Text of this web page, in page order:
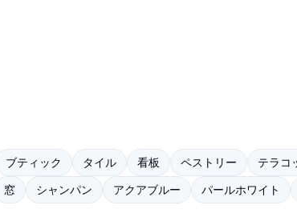
ブティック タイル 看板 ペストリー テラコ
窓 シャンパン アクアブルー パールホワイト